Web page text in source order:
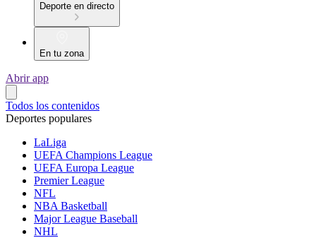
Deporte en directo
En tu zona
Abrir app
Todos los contenidos
Deportes populares
LaLiga
UEFA Champions League
UEFA Europa League
Premier League
NFL
NBA Basketball
Major League Baseball
NHL